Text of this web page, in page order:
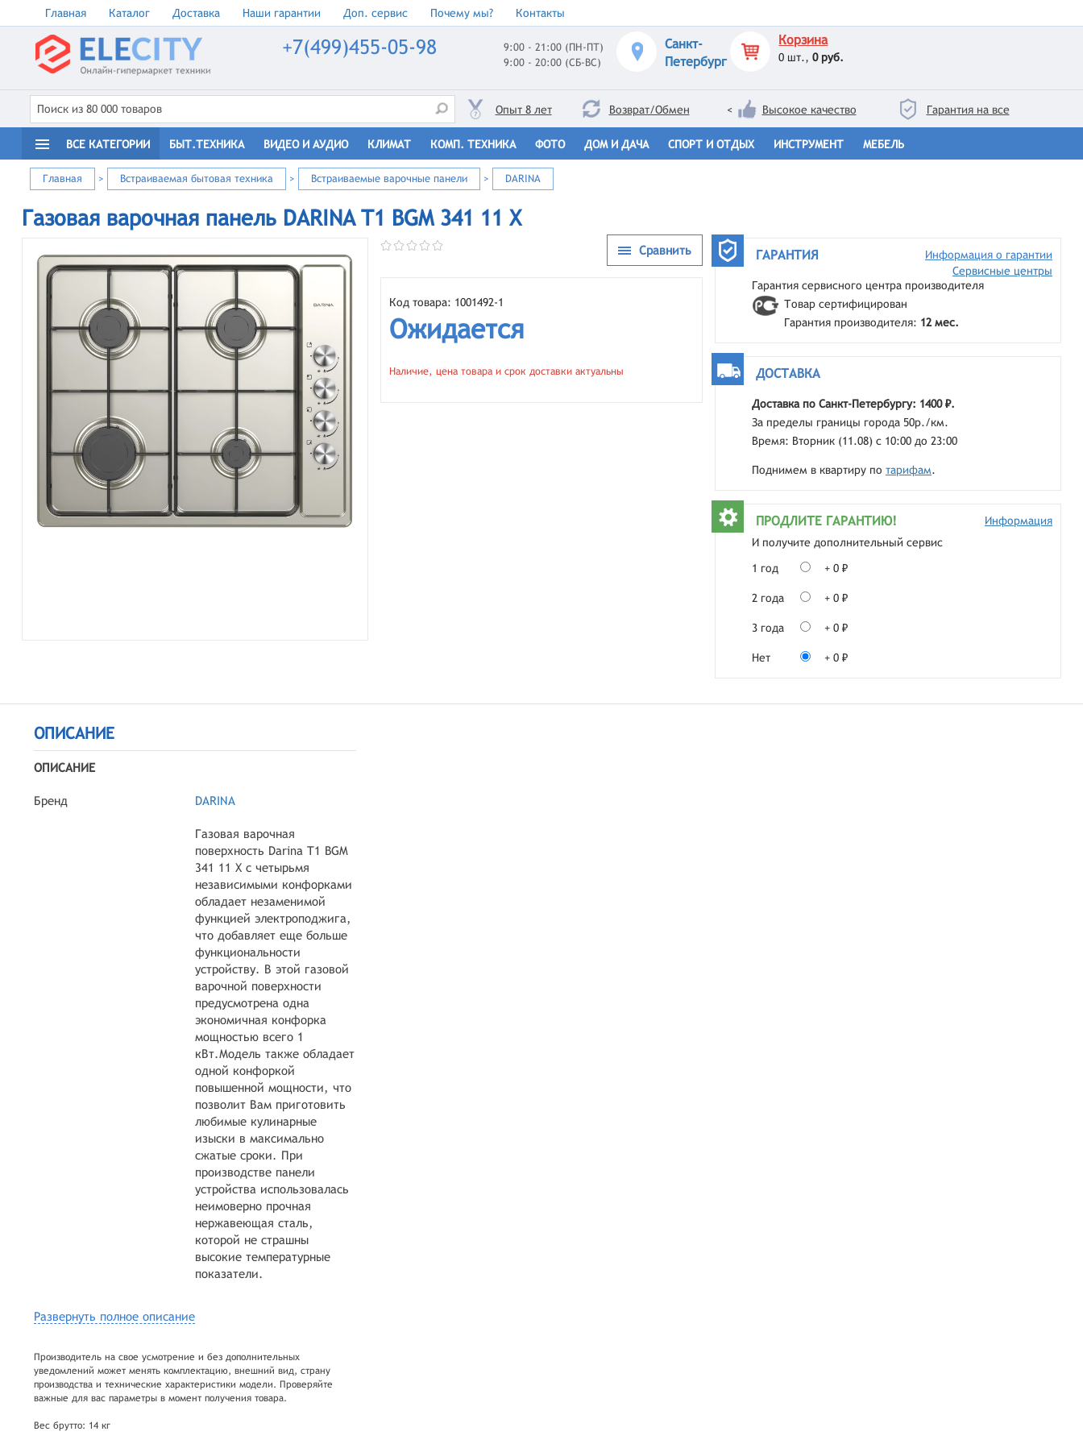
Главная Каталог Доставка Наши гарантии Доп. сервис Почему мы? Контакты
+7(499)455-05-98
9:00 - 21:00 (ПН-ПТ)
9:00 - 20:00 (СБ-ВС)
Санкт-
Петербург
Корзина
0 шт.,0 руб.
Опыт 8 лет Возврат/Обмен < Высокое качество Гарантия на все
ВСЕ КАТЕГОРИИ БЫТ.ТЕХНИКА ВИДЕО И АУДИО КЛИМАТ КОМП. ТЕХНИКА ФОТО ДОМ И ДАЧА СПОРТ И ОТДЫХ ИНСТРУМЕНТ МЕБЕЛЬ
Главная > Встраиваемая бытовая техника > Встраиваемые варочные панели > DARINA
Газовая варочная панель DARINA T1 BGM 341 11 Х
Сравнить
Код товара: 1001492-1
Ожидается
Наличие, цена товара и срок доставки актуальны
ГАРАНТИЯ
Информация о гарантии
Сервисные центры
Гарантия сервисного центра производителя
Товар сертифицирован
Гарантия производителя: 12 мес.
ДОСТАВКА
Доставка по Санкт-Петербургу: 1400 ₽.
За пределы границы города 50р./км.
Время: Вторник (11.08) с 10:00 до 23:00
Поднимем в квартиру по тарифам.
ПРОДЛИТЕ ГАРАНТИЮ!
И получите дополнительный сервис
Информация
1 год + 0 ₽
2 года + 0 ₽
3 года + 0 ₽
Нет + 0 ₽
ОПИСАНИЕ
ОПИСАНИЕ
Бренд DARINA
Газовая варочная
поверхность Darina T1 BGM
341 11 X с четырьмя
независимыми конфорками
обладает незаменимой
функцией электроподжига,
что добавляет еще больше
функциональности
устройству. В этой газовой
варочной поверхности
предусмотрена одна
экономичная конфорка
мощностью всего 1
кВт.Модель также обладает
одной конфоркой
повышенной мощности, что
позволит Вам приготовить
любимые кулинарные
изыски в максимально
сжатые сроки. При
производстве панели
устройства использовалась
неимоверно прочная
нержавеющая сталь,
которой не страшны
высокие температурные
показатели.
Развернуть полное описание
Производитель на свое усмотрение и без дополнительных
уведомлений может менять комплектацию, внешний вид, страну
производства и технические характеристики модели. Проверяйте
важные для вас параметры в момент получения товара.
Вес брутто: 14 кг